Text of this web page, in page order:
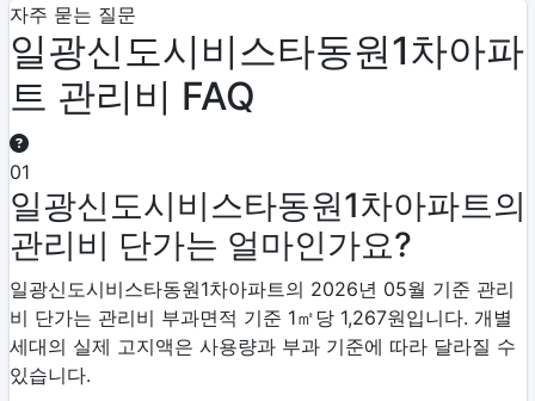
자주 묻는 질문
일광신도시비스타동원1차아파
트 관리비 FAQ
01
일광신도시비스타동원1차아파트의
관리비 단가는 얼마인가요?
일광신도시비스타동원1차아파트의 2026년 05월 기준 관리
비 단가는 관리비 부과면적 기준 1㎡당 1,267원입니다. 개별
세대의 실제 고지액은 사용량과 부과 기준에 따라 달라질 수
있습니다.